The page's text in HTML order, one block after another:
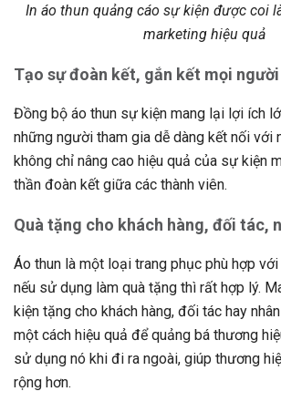
In áo thun quảng cáo sự kiện được coi
marketing hiệu quả
Tạo sự đoàn kết, gắn kết mọi người
Đồng bộ áo thun sự kiện mang lại lợi ích
những người tham gia dễ dàng kết nối với
không chỉ nâng cao hiệu quả của sự kiện
thần đoàn kết giữa các thành viên.
Quà tặng cho khách hàng, đối tác,
Áo thun là một loại trang phục phù hợp
nếu sử dụng làm quà tặng thì rất hợp lý.
kiện tặng cho khách hàng, đối tác hay
một cách hiệu quả để quảng bá thương
sử dụng nó khi đi ra ngoài, giúp thương
rộng hơn.